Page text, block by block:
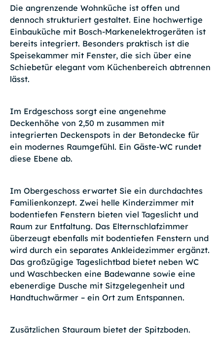
Die angrenzende Wohnküche ist offen und
dennoch strukturiert gestaltet. Eine hochwertige
Einbauküche mit Bosch-Markenelektrogeräten ist
bereits integriert. Besonders praktisch ist die
Speisekammer mit Fenster, die sich über eine
Schiebetür elegant vom Küchenbereich abtrennen
lässt.
Im Erdgeschoss sorgt eine angenehme
Deckenhöhe von 2,50 m zusammen mit
integrierten Deckenspots in der Betondecke für
ein modernes Raumgefühl. Ein Gäste-WC rundet
diese Ebene ab.
Im Obergeschoss erwartet Sie ein durchdachtes
Familienkonzept. Zwei helle Kinderzimmer mit
bodentiefen Fenstern bieten viel Tageslicht und
Raum zur Entfaltung. Das Elternschlafzimmer
überzeugt ebenfalls mit bodentiefen Fenstern und
wird durch ein separates Ankleidezimmer ergänzt.
Das großzügige Tageslichtbad bietet neben WC
und Waschbecken eine Badewanne sowie eine
ebenerdige Dusche mit Sitzgelegenheit und
Handtuchwärmer – ein Ort zum Entspannen.
Zusätzlichen Stauraum bietet der Spitzboden.